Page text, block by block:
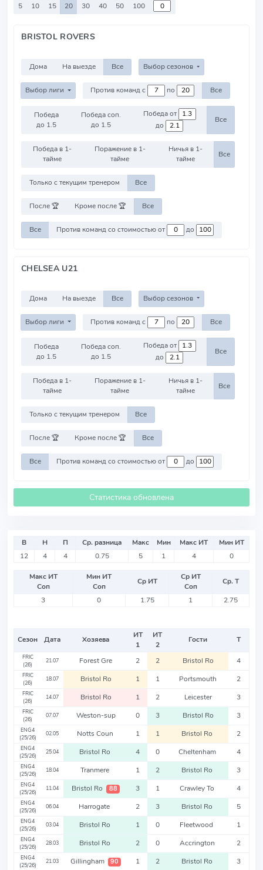
5 10 15 20 30 40 50 100
BRISTOL ROVERS
Дома На выезде Все Выбор сезонов
Выбор лиги Против команд с по Все
Победа
до 1.5
Победа соп.
до 1.5
Победа от
до
Все
Победа в 1-
тайме
Поражение в 1-
тайме
Ничья в 1-
тайме
Все
Только с текущим тренером Все
После 🏆 Кроме после 🏆 Все
Все Против команд со стоимостью от до
CHELSEA U21
Дома На выезде Все Выбор сезонов
Выбор лиги Против команд с по Все
Победа
до 1.5
Победа соп.
до 1.5
Победа от
до
Все
Победа в 1-
тайме
Поражение в 1-
тайме
Ничья в 1-
тайме
Все
Только с текущим тренером Все
После 🏆 Кроме после 🏆 Все
Все Против команд со стоимостью от до
Статистика обновлена
В Н П Ср. разница Макс Мин Макс ИТ
Мин ИТ
12
4 4 0.75 5 1 4 0
Макс ИТ
Соп
Мин ИТ
Соп
Ср ИТ
Ср ИТ
Соп
Ср. Т
3
0 1.75 1 2.75
Сезон Дата Хозяева
ИТ
1
ИТ
2
Гости Т
FRIC
(26)
21.07 Forest Gre 2 2 Bristol Ro 4
FRIC
(26)
18.07 Bristol Ro 1 1 Portsmouth 2
FRIC
(26)
14.07 Bristol Ro 1 2 Leicester 3
FRIC
(26)
07.07 Weston-sup 0 3 Bristol Ro 3
ENG4
(25/26)
02.05 Notts Coun 1 1 Bristol Ro 2
ENG4
(25/26)
25.04 Bristol Ro 4 0 Cheltenham 4
ENG4
(25/26)
18.04 Tranmere 1 2 Bristol Ro 3
ENG4
(25/26)
11.04 Bristol Ro 88 3 1 Crawley To 4
ENG4
(25/26)
06.04 Harrogate 2 3 Bristol Ro 5
ENG4
(25/26)
03.04 Bristol Ro 1 0 Fleetwood 1
ENG4
(25/26)
28.03 Bristol Ro 2 0 Accrington 2
ENG4
(25/26)
21.03 Gillingham 90 1 2 Bristol Ro 3